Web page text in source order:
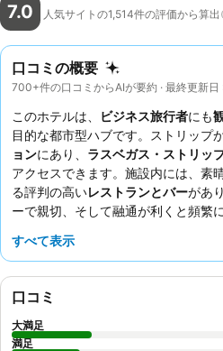
7.0 人気サイトの1,514件の評価から算出
口コミの概要
700+件の口コミからAIが要約 · 最終更新
このホテルは、 ビジネス旅行者にも
目的な都市型ハブです。ストリップ
ョンにあり、 ラスベガス・ストリッ
アクセスできます。施設内には、素
る評判の高いレストランとバーがあ
ーで親切、そして融通が利くと頻繁
すぐ外で喫煙が許可されているため
すべて表示
口コミ
大満足
満足